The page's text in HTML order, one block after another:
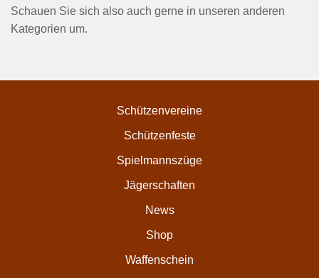
Schauen Sie sich also auch gerne in unseren anderen
Kategorien um.
Schützenvereine
Schützenfeste
Spielmannszüge
Jägerschaften
News
Shop
Waffenschein